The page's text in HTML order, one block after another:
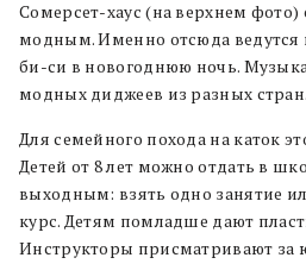
Сомерсет-хаус (на верхнем фото)
модным. Именно отсюда
би-си в новогоднюю ночь. Музыка
модных диджеев из разных стран.
Для семейного похода на каток
Детей от 8 лет можно отдать в
выходным: взять одно занятие
курс. Детям помладше дают
Инструкторы присматривают